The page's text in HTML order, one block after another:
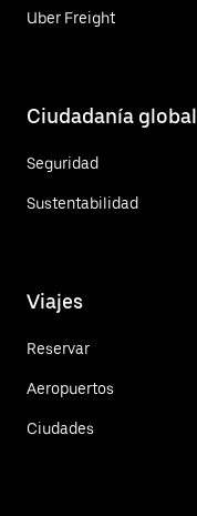
Uber Freight
Ciudadanía global
Seguridad
Sustentabilidad
Viajes
Reservar
Aeropuertos
Ciudades